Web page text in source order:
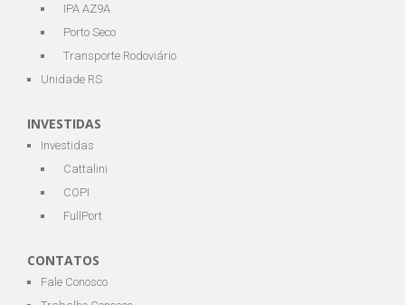
IPA AZ9A
Porto Seco
Transporte Rodoviário
Unidade RS
INVESTIDAS
Investidas
Cattalini
COPI
FullPort
CONTATOS
Fale Conosco